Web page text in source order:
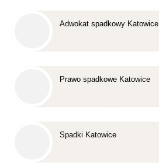
Adwokat spadkowy Katowice
Prawo spadkowe Katowice
Spadki Katowice